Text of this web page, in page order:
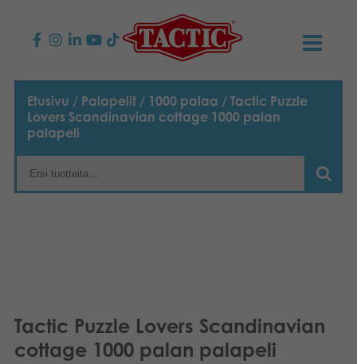
KAUPPA
Lasten pelit
Perhepelit
Lelut
AJANKOHTAISTA
TACTIC
Medialle
OMA TILI
Etusivu / Palapelit / 1000 palaa / Tactic Puzzle
Lovers Scandinavian cottage 1000 palan
palapeli
Tactic Puzzle Lovers Scandinavian
cottage 1000 palan palapeli